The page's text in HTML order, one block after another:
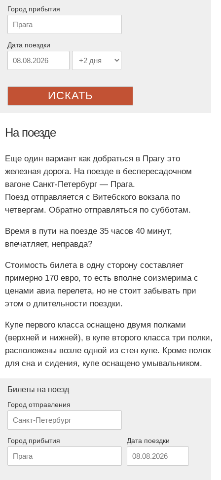
Город прибытия
Дата поездки
ИСКАТЬ
На поезде
Еще один вариант как добраться в Прагу это
железная дорога. На поезде в беспересадочном
вагоне Санкт-Петербург — Прага.
Поезд отправляется с Витебского вокзала по
четвергам. Обратно отправляться по субботам.
Время в пути на поезде 35 часов 40 минут,
впечатляет, неправда?
Стоимость билета в одну сторону составляет
примерно 170 евро, то есть вполне соизмерима с
ценами авиа перелета, но не стоит забывать при
этом о длительности поездки.
Купе первого класса оснащено двумя полками
(верхней и нижней), в купе второго класса три полки,
расположены возле одной из стен купе. Кроме полок
для сна и сидения, купе оснащено умывальником.
Билеты на поезд
Город отправления
Город прибытия Дата поездки